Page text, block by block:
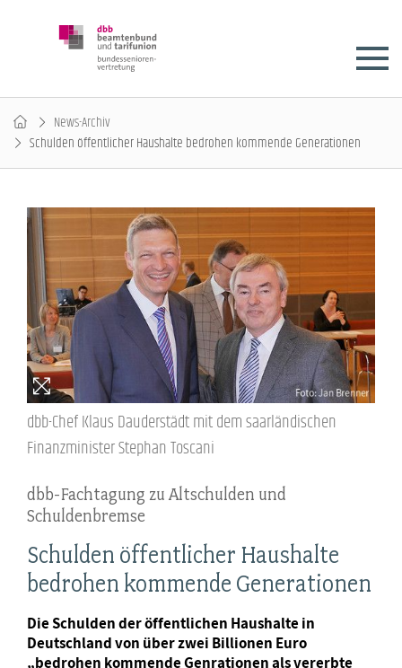
News-Archiv
Schulden öffentlicher Haushalte bedrohen kommende Generationen
dbb-Chef Klaus Dauderstädt mit dem saarländischen
Finanzminister Stephan Toscani
dbb-Fachtagung zu Altschulden und
Schuldenbremse
Schulden öffentlicher Haushalte
bedrohen kommende Generationen
Die Schulden der öffentlichen Haushalte in
Deutschland von über zwei Billionen Euro
„bedrohen kommende Genrationen als vererbte